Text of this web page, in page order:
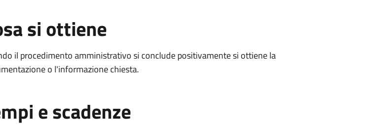
si ottiene
il procedimento amministrativo si conclude positivamente si ottiene la
o l'informazione chiesta.
e scadenze